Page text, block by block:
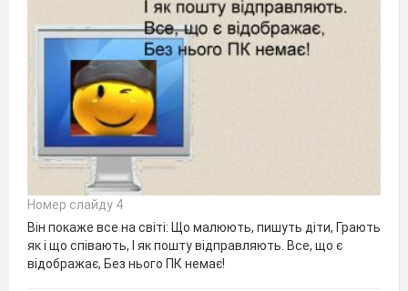
Номер слайду 4
Він покаже все на світі: Що малюють, пишуть діти, Грають
як і що співають, І як пошту відправляють. Все, що є
відображає, Без нього ПК немає!